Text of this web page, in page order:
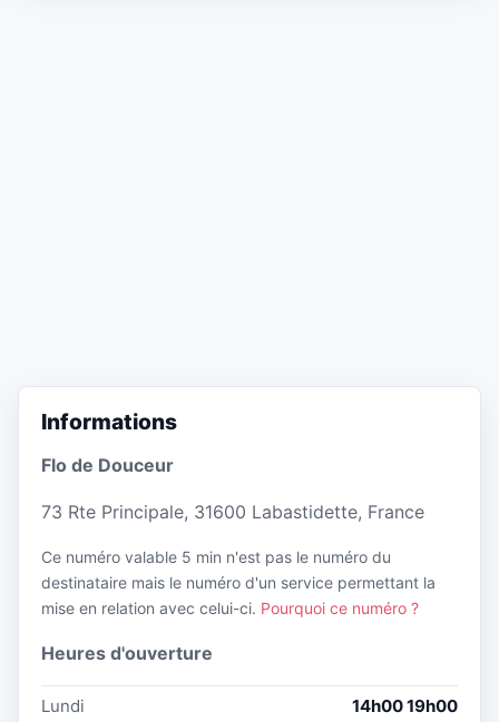
Informations
Flo de Douceur
73 Rte Principale, 31600 Labastidette, France
Ce numéro valable 5 min n'est pas le numéro du
destinataire mais le numéro d'un service permettant la
mise en relation avec celui-ci. Pourquoi ce numéro ?
Heures d'ouverture
Lundi
14h00 19h00